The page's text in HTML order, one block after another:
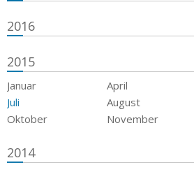
2016
2015
Januar April
Juli
August
Oktober
November
2014